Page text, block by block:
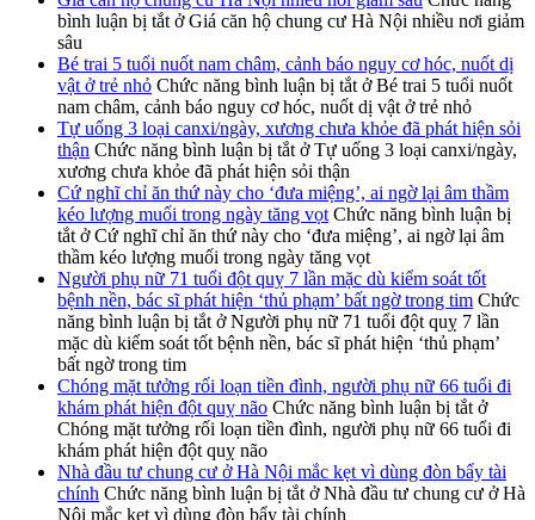
bình luận bị tắt ở Giá căn hộ chung cư Hà Nội nhiều nơi giảm
sâu
Bé trai 5 tuổi nuốt nam châm, cảnh báo nguy cơ hóc, nuốt dị
vật ở trẻ nhỏ Chức năng bình luận bị tắt ở Bé trai 5 tuổi nuốt
nam châm, cảnh báo nguy cơ hóc, nuốt dị vật ở trẻ nhỏ
Tự uống 3 loại canxi/ngày, xương chưa khỏe đã phát hiện sỏi
thận Chức năng bình luận bị tắt ở Tự uống 3 loại canxi/ngày,
xương chưa khỏe đã phát hiện sỏi thận
Cứ nghĩ chỉ ăn thứ này cho ‘đưa miệng’, ai ngờ lại âm thầm
kéo lượng muối trong ngày tăng vọt Chức năng bình luận bị
tắt ở Cứ nghĩ chỉ ăn thứ này cho ‘đưa miệng’, ai ngờ lại âm
thầm kéo lượng muối trong ngày tăng vọt
Người phụ nữ 71 tuổi đột quỵ 7 lần mặc dù kiểm soát tốt
bệnh nền, bác sĩ phát hiện ‘thủ phạm’ bất ngờ trong tim Chức
năng bình luận bị tắt ở Người phụ nữ 71 tuổi đột quỵ 7 lần
mặc dù kiểm soát tốt bệnh nền, bác sĩ phát hiện ‘thủ phạm’
bất ngờ trong tim
Chóng mặt tưởng rối loạn tiền đình, người phụ nữ 66 tuổi đi
khám phát hiện đột quỵ não Chức năng bình luận bị tắt ở
Chóng mặt tưởng rối loạn tiền đình, người phụ nữ 66 tuổi đi
khám phát hiện đột quỵ não
Nhà đầu tư chung cư ở Hà Nội mắc kẹt vì dùng đòn bẩy tài
chính Chức năng bình luận bị tắt ở Nhà đầu tư chung cư ở Hà
Nội mắc kẹt vì dùng đòn bẩy tài chính